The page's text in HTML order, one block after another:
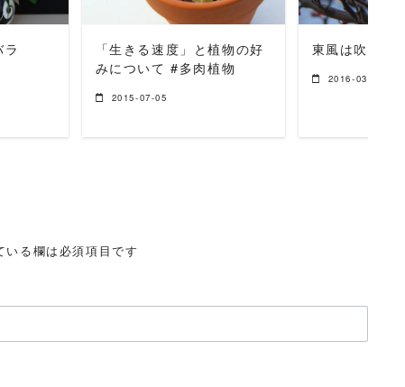
「生きる速度」と植物の好
みについて #多肉植物
2015-07-05
東風は吹いた
2016-03-31
いる欄は必須項目です